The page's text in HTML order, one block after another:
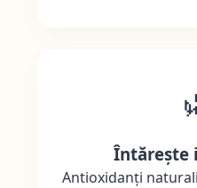
Întărește
Antioxidanți